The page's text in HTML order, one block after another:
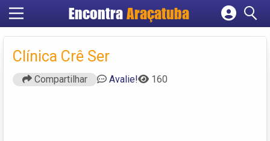
Encontra Araçatuba
Cadastrar empresa
Clínica Crê Ser
Compartilhar Avalie! 160